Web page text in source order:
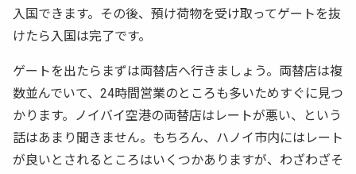
入国できます。その後、預け荷物を受け取ってゲートを抜
けたら入国は完了です。
ゲートを出たらまずは両替店へ行きましょう。両替店は複
数並んでいて、24時間営業のところも多いためすぐに見つ
かります。ノイバイ空港の両替店はレートが悪い、という
話はあまり聞きません。もちろん、ハノイ市内にはレート
が良いとされるところはいくつかありますが、わざわざそ